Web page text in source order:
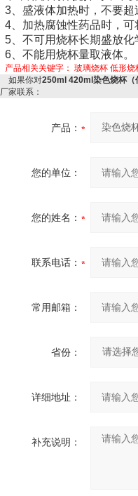
3、盛液体加热时，不要
4、加热腐蚀性药品时，
5、不可用烧杯长期盛放
6、不能用烧杯量取液体。
产品相关关键字： 玻璃烧杯 低形烧
如果你对250ml 420ml染色烧杯（
厂家联系：
产品：
您的单位：
您的姓名：
联系电话：
常用邮箱：
省份：
详细地址：
补充说明：